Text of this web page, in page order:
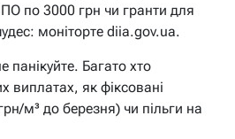
по 3000 грн чи гранти для
моніторте diia.gov.ua.
панікуйте. Багато хто
виплатах, як фіксовані
м³ до березня) чи пільги на